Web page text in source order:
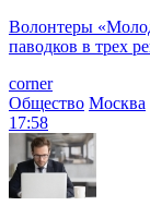
Волонтеры
паводков в трех
corner
Общество Москва
17:58